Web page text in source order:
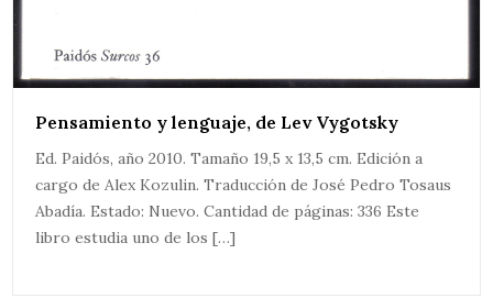
Pensamiento y lenguaje, de Lev Vygotsky
Ed. Paidós, año 2010. Tamaño 19,5 x 13,5 cm. Edición a
cargo de Alex Kozulin. Traducción de José Pedro Tosaus
Abadía. Estado: Nuevo. Cantidad de páginas: 336 Este
libro estudia uno de los […]